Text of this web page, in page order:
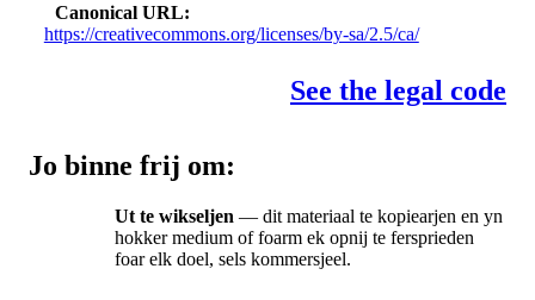
Canonical URL
https://creativecommons.org/licenses/by-sa/2.5/ca/
See the legal code
Jo binne frij om:
Ut te wikseljen — dit materiaal te kopiearjen en yn
hokker medium of foarm ek opnij te fersprieden
foar elk doel, sels kommersjeel.